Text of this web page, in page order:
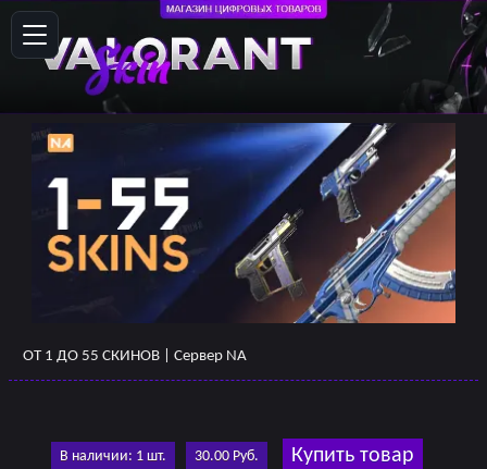
ОТ 1 ДО 55 СКИНОВ | Сервер NA
В наличии: 1 шт. 30.00 Руб. Купить товар